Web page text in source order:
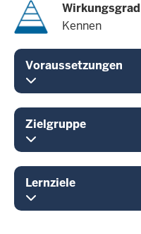
Wirkungsgrad
Kennen
Voraussetzungen
Zielgruppe
Lernziele